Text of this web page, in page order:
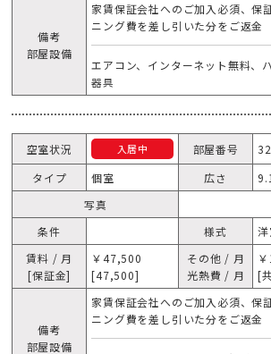
備考
部屋設備
家賃保証会社へのご加入必須、保
ニング費を差し引いた分をご返金
エアコン、インターネット無料、
器具
空室状況 入居中 部屋番号
タイプ
個室 広さ
写真
条件
様式
洋
賃料 / 月
[保証金]
￥47,500
[47,500]
その他 / 月
光熱費 / 月
[
備考
部屋設備
家賃保証会社へのご加入必須、保
ニング費を差し引いた分をご返金